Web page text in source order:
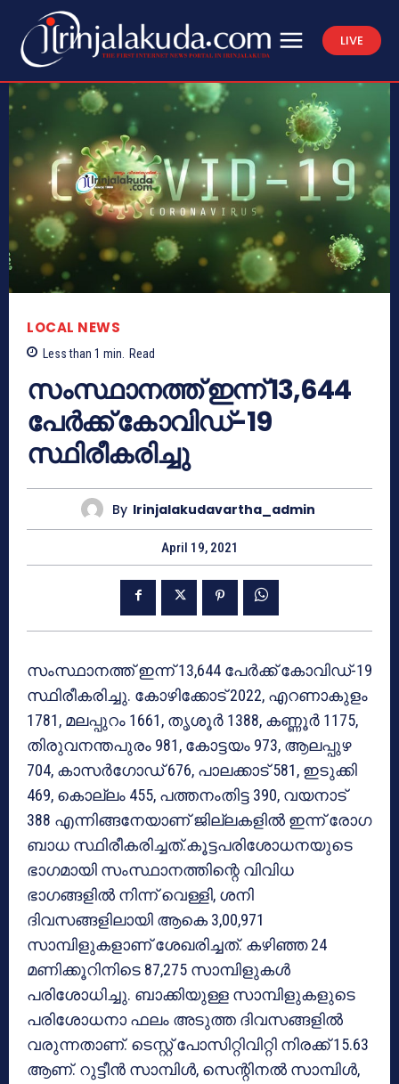
LIVE
LOCAL NEWS
Less than 1 min. Read
സംസ്ഥാനത്ത് ഇന്ന് 13,644
പേര്‍ക്ക് കോവിഡ്-19
സ്ഥിരീകരിച്ചു
By Irinjalakudavartha_admin
April 19, 2021
സംസ്ഥാനത്ത് ഇന്ന് 13,644 പേര്‍ക്ക് കോവിഡ്-19
സ്ഥിരീകരിച്ചു. കോഴിക്കോട് 2022, എറണാകുളം
1781, മലപ്പുറം 1661, തൃശൂര്‍ 1388, കണ്ണൂര്‍ 1175,
തിരുവനന്തപുരം 981, കോട്ടയം 973, ആലപ്പുഴ
704, കാസര്‍ഗോഡ് 676, പാലക്കാട് 581, ഇടുക്കി
469, കൊല്ലം 455, പത്തനംതിട്ട 390, വയനാട്
388 എന്നിങ്ങനേയാണ് ജില്ലകളില്‍ ഇന്ന് രോഗ
ബാധ സ്ഥിരീകരിച്ചത്.കൂട്ടപരിശോധനയുടെ
ഭാഗമായി സംസ്ഥാനത്തിന്റെ വിവിധ
ഭാഗങ്ങളില്‍ നിന്ന് വെള്ളി, ശനി
ദിവസങ്ങളിലായി ആകെ 3,00,971
സാമ്പിളുകളാണ് ശേഖരിച്ചത്. കഴിഞ്ഞ 24
മണിക്കൂറിനിടെ 87,275 സാമ്പിളുകള്‍
പരിശോധിച്ചു. ബാക്കിയുള്ള സാമ്പിളുകളുടെ
പരിശോധനാ ഫലം അടുത്ത ദിവസങ്ങളില്‍
വരുന്നതാണ്. ടെസ്റ്റ് പോസിറ്റിവിറ്റി നിരക്ക് 15.63
ആണ്. റുട്ടീന്‍ സാമ്പിള്‍, സെന്റിനല്‍ സാമ്പിള്‍,